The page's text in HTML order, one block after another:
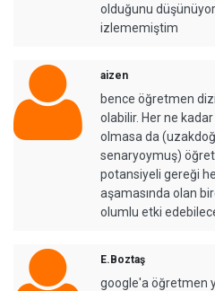
olduğunu
izlememiştim
aizen
bence öğretmen
olabilir. Her ne
olmasa da
senaryoymuş)
potansiyeli gereği
aşamasında olan
olumlu etki
E.Boztaş
google'a öğretmen